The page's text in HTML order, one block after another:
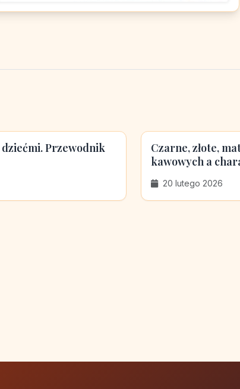
Przewodnik
Czarne, złote,
kawowych a
20 lutego 2026